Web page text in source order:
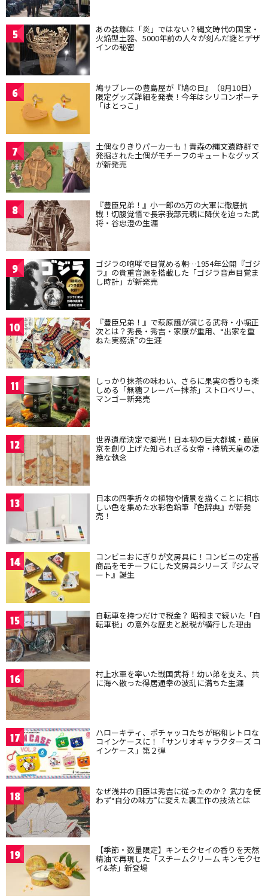
5 あの装飾は「炎」ではない？縄文時代の国宝・
火焔型土器、5000年前の人々が刻んだ謎とデザ
インの秘密
6 鳩サブレーの豊島屋が『鳩の日』（8月10日）
限定グッズ詳細を発表！今年はシリコンポーチ
「はとっこ」
7 土偶なりきりパーカーも！青森の縄文遺跡群で
発掘された土偶がモチーフのキュートなグッズ
が新発売
8 『豊臣兄弟！』小一郎の5万の大軍に徹底抗
戦！切腹覚悟で長宗我部元親に降伏を迫った武
将・谷忠澄の生涯
9 ゴジラの咆哮で目覚める朝…1954年公開『ゴジ
ラ』の貴重音源を搭載した「ゴジラ音声目覚ま
し時計」が新発売
10 『豊臣兄弟！』で萩原護が演じる武将・小堀正
次とは？秀長・秀吉・家康が重用、“出家を重
ねた実務派”の生涯
11 しっかり抹茶の味わい、さらに果実の香りも楽
しめる「無糖フレーバー抹茶」ストロベリー、
マンゴー新発売
12 世界遺産決定で脚光！日本初の巨大都城・藤原
京を創り上げた知られざる女帝・持統天皇の凄
絶な執念
13 日本の四季折々の植物や情景を描くことに相応
しい色を集めた水彩色鉛筆『色辞典』が新発
売！
14 コンビニおにぎりが文房具に！コンビニの定番
商品をモチーフにした文房具シリーズ『ジムマ
ート』誕生
15 自転車を持つだけで税金？ 昭和まで続いた「自
転車税」の意外な歴史と脱税が横行した理由
16 村上水軍を率いた戦国武将！幼い弟を支え、共
に海へ散った得居通幸の波乱に満ちた生涯
17 ハローキティ、ポチャッコたちが昭和レトロな
コインケースに！「サンリオキャラクターズ コ
インケース」第２弾
18 なぜ浅井の旧臣は秀吉に従ったのか？ 武力を使
わず“自分の味方”に変えた裏工作の技法とは
19 【季節・数量限定】キンモクセイの香りを天然
精油で再現した「スチームクリーム キンモクセ
イ&茶」新登場